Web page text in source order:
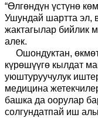
“Өлгөндүн үстүнө
Ушундай шартта эл,
жактагылар бийлик
алек.
Ошондуктан,
күрөшүүгө кылдат
уюштуруучулук
медицина
башка да оорулар
солгундатпай иш